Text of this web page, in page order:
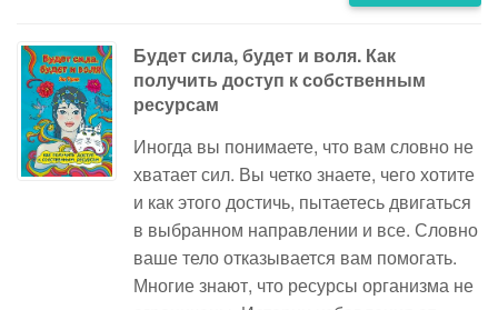
Будет сила, будет и воля. Как
получить доступ к собственным
ресурсам
Иногда вы понимаете, что вам словно не
хватает сил. Вы четко знаете, чего хотите
и как этого достичь, пытаетесь двигаться
в выбранном направлении и все. Словно
ваше тело отказывается вам помогать.
Многие знают, что ресурсы организма не